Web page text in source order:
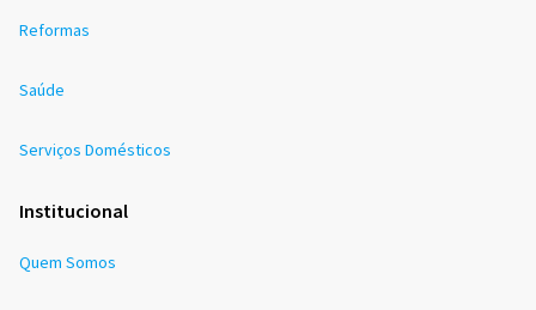
Reformas
Saúde
Serviços Domésticos
Institucional
Quem Somos